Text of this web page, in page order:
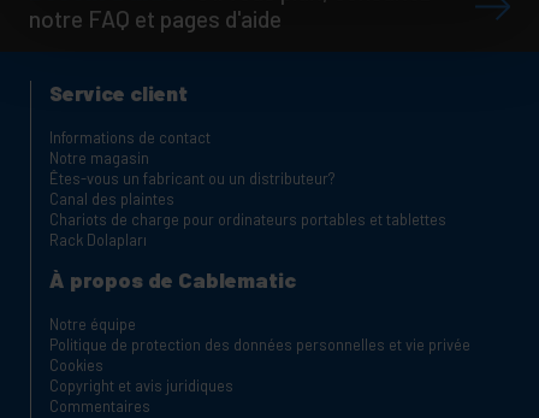
notre FAQ et pages d'aide
Service client
Informations de contact
Notre magasin
Êtes-vous un fabricant ou un distributeur?
Canal des plaintes
Chariots de charge pour ordinateurs portables et tablettes
Rack Dolapları
À propos de Cablematic
Notre équipe
Politique de protection des données personnelles et vie privée
Cookies
Copyright et avis juridiques
Commentaires